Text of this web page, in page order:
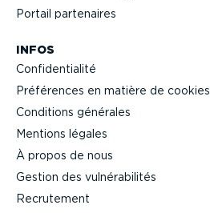
Portail partenaires
INFOS
Confi­den­tialité
Préférences en matière de cookies
Conditions générales
Mentions légales
À propos de nous
Gestion des vulné­ra­bi­lités
Recrutement